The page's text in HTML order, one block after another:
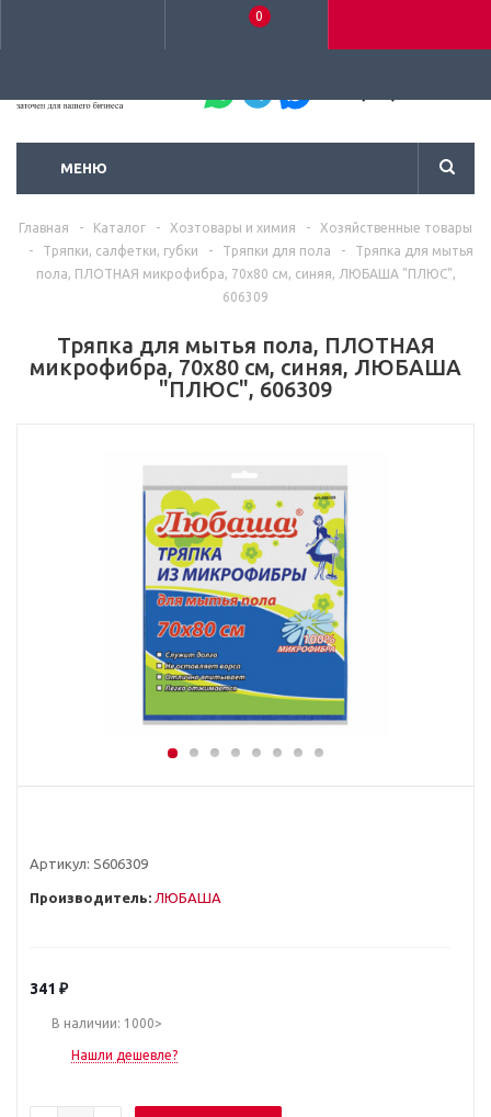
0
МЕНЮ
Главная - Каталог - Хозтовары и химия -
Хозяйственные товары
-
Тряпки, салфетки, губки - Тряпки для пола -
Тряпка для мытья
пола, ПЛОТНАЯ микрофибра, 70х80 см, синяя, ЛЮБАША "ПЛЮС",
606309
Тряпка для мытья пола, ПЛОТНАЯ
микрофибра, 70х80 см, синяя, ЛЮБАША
"ПЛЮС", 606309
Артикул: S606309
Производитель: ЛЮБАША
341 ₽
В наличии: 1000>
Нашли дешевле?